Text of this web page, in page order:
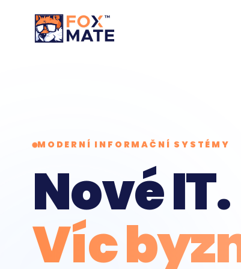
MODERNÍ INFORMAČNÍ SYSTÉMY
Nové IT.
Víc